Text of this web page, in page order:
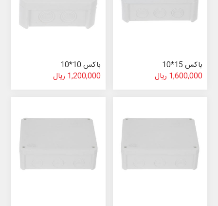
باکس 15*10
1,600,000 ریال
باکس 10*10
1,200,000 ریال